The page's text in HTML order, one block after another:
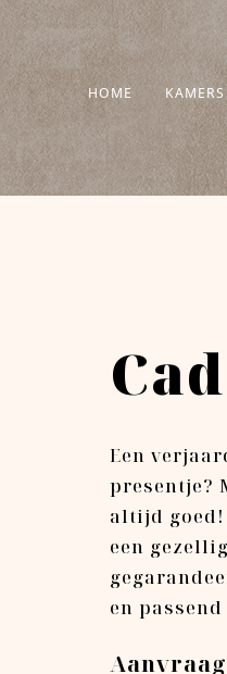
Ga
naar
inhoud
HOME KAMERS
Een
presentje?
altijd
een
en